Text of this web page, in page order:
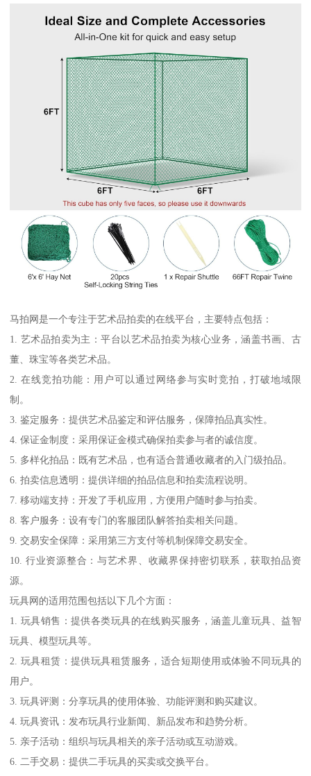
马拍网是一个专注于艺术品拍卖的在线平台，主要特点包括：
1. 艺术品拍卖为主：平台以艺术品拍卖为核心业务，涵盖书画、古
董、珠宝等各类艺术品。
2. 在线竞拍功能：用户可以通过网络参与实时竞拍，打破地域限
制。
3. 鉴定服务：提供艺术品鉴定和评估服务，保障拍品真实性。
4. 保证金制度：采用保证金模式确保拍卖参与者的诚信度。
5. 多样化拍品：既有艺术品，也有适合普通收藏者的入门级拍品。
6. 拍卖信息透明：提供详细的拍品信息和拍卖流程说明。
7. 移动端支持：开发了手机应用，方便用户随时参与拍卖。
8. 客户服务：设有专门的客服团队解答拍卖相关问题。
9. 交易安全保障：采用第三方支付等机制保障交易安全。
10. 行业资源整合：与艺术界、收藏界保持密切联系，获取拍品资
源。
玩具网的适用范围包括以下几个方面：
1. 玩具销售：提供各类玩具的在线购买服务，涵盖儿童玩具、益智
玩具、模型玩具等。
2. 玩具租赁：提供玩具租赁服务，适合短期使用或体验不同玩具的
用户。
3. 玩具评测：分享玩具的使用体验、功能评测和购买建议。
4. 玩具资讯：发布玩具行业新闻、新品发布和趋势分析。
5. 亲子活动：组织与玩具相关的亲子活动或互动游戏。
6. 二手交易：提供二手玩具的买卖或交换平台。